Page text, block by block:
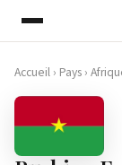
Accueil › Pays ›